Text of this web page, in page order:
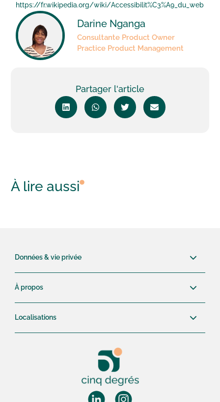
https://fr.wikipedia.org/wiki/Accessibilit%C3%A9_du_web
Darine Nganga
Consultante Product Owner
Practice Product Management
Partager l'article
À lire aussi
Données & vie privée
À propos
Localisations